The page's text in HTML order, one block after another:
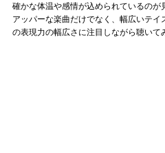
確かな体温や感情が込められているのが
アッパーな楽曲だけでなく、幅広いテ
の表現力の幅広さに注目しながら聴いて